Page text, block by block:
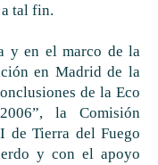
tal fin.
y en el marco de la
en Madrid de la
de la Eco
la Comisión
de Tierra del Fuego
y con el apoyo